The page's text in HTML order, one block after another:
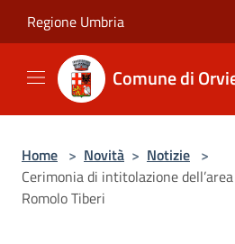
Regione Umbria
Comune di
Home > Novità > Notizie >
Cerimonia di intitolazione
Romolo Tiberi